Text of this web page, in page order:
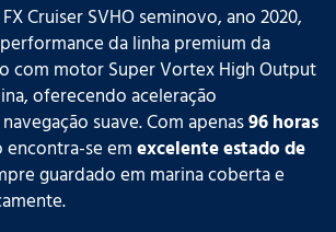
Cruiser SVHO seminovo, ano 2020,
da linha premium da
com motor Super Vortex High Output
oferecendo aceleração
suave. Com apenas96 horas
se emexcelente estado de
guardado em marina coberta e